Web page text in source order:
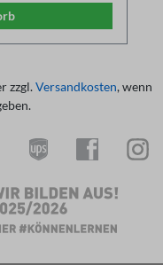
ISO17025
zzgl. Versandkosten, wenn